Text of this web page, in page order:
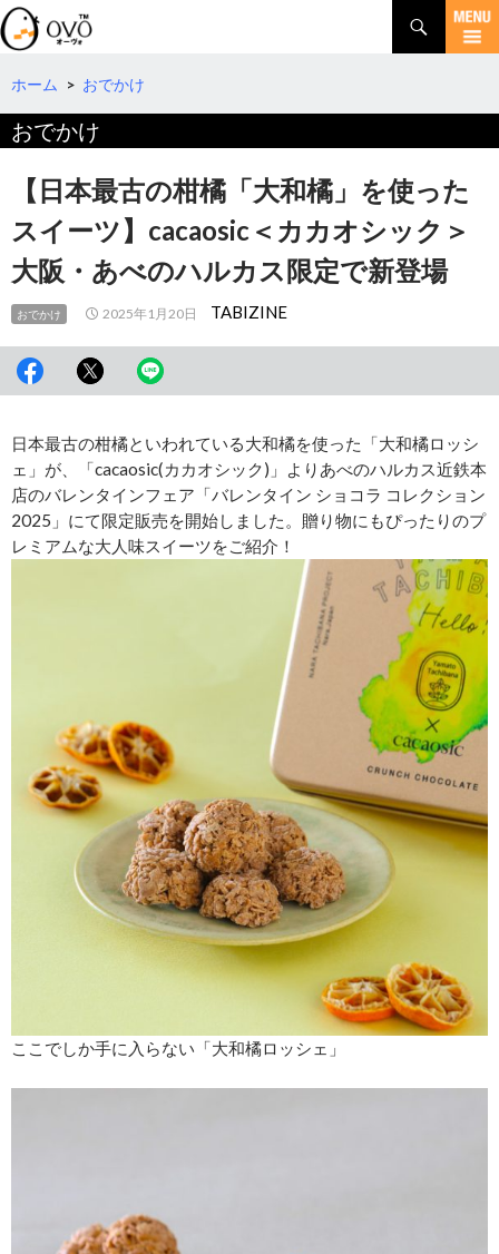
検
索
コ
テ
ツ
へ
ホーム > おでかけ
おでかけ
【日本最古の柑橘「大和橘」を使った
スイーツ】cacaosic＜カカオシック＞
大阪・あべのハルカス限定で新登場
おでかけ 2025年1月20日 TABIZINE
日本最古の柑橘といわれている大和橘を使った「大和橘ロッシ
ェ」が、「cacaosic(カカオシック)」よりあべのハルカス近鉄本
店のバレンタインフェア「バレンタイン ショコラ コレクション
2025」にて限定販売を開始しました。贈り物にもぴったりのプ
レミアムな大人味スイーツをご紹介！
ここでしか手に入らない「大和橘ロッシェ」